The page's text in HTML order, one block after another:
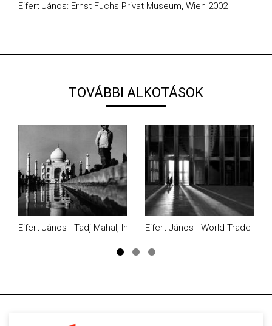
Eifert János: Ernst Fuchs Privat Museum, Wien 2002
TOVÁBBI ALKOTÁSOK
Eifert János - Tadj Mahal, India (1974)Eifert János - World Trade